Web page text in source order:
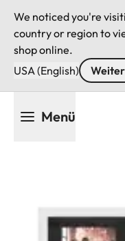
We noticed you're
country or region to
shop online.
USA (English)
Weiter
Menü